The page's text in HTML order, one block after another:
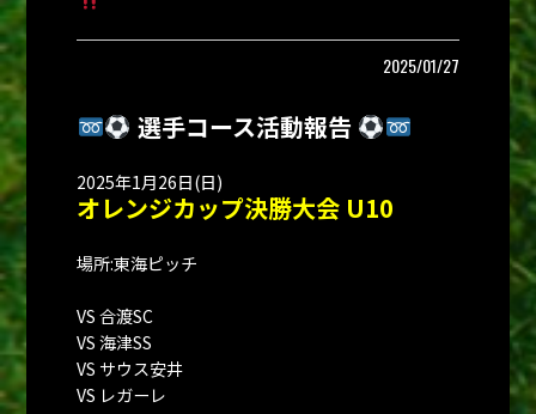
2025/01/27
選手コース活動報告
2025年1月26日(日)
オレンジカップ決勝大会 U10
場所:東海ピッチ
VS 合渡SC
VS 海津SS
VS サウス安井
VS レガーレ